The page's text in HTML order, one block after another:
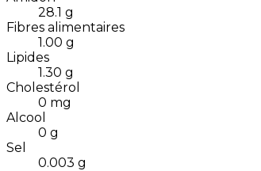
28.1 g
Fibres alimentaires
1.00 g
Lipides
1.30 g
Cholestérol
0 mg
Alcool
0 g
Sel
0.003 g